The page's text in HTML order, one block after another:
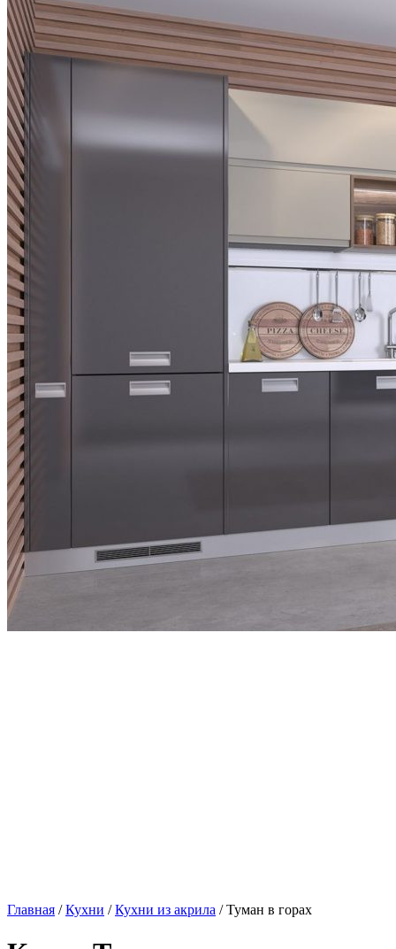
Главная /Кухни /Кухни из акрила / Туман в горах